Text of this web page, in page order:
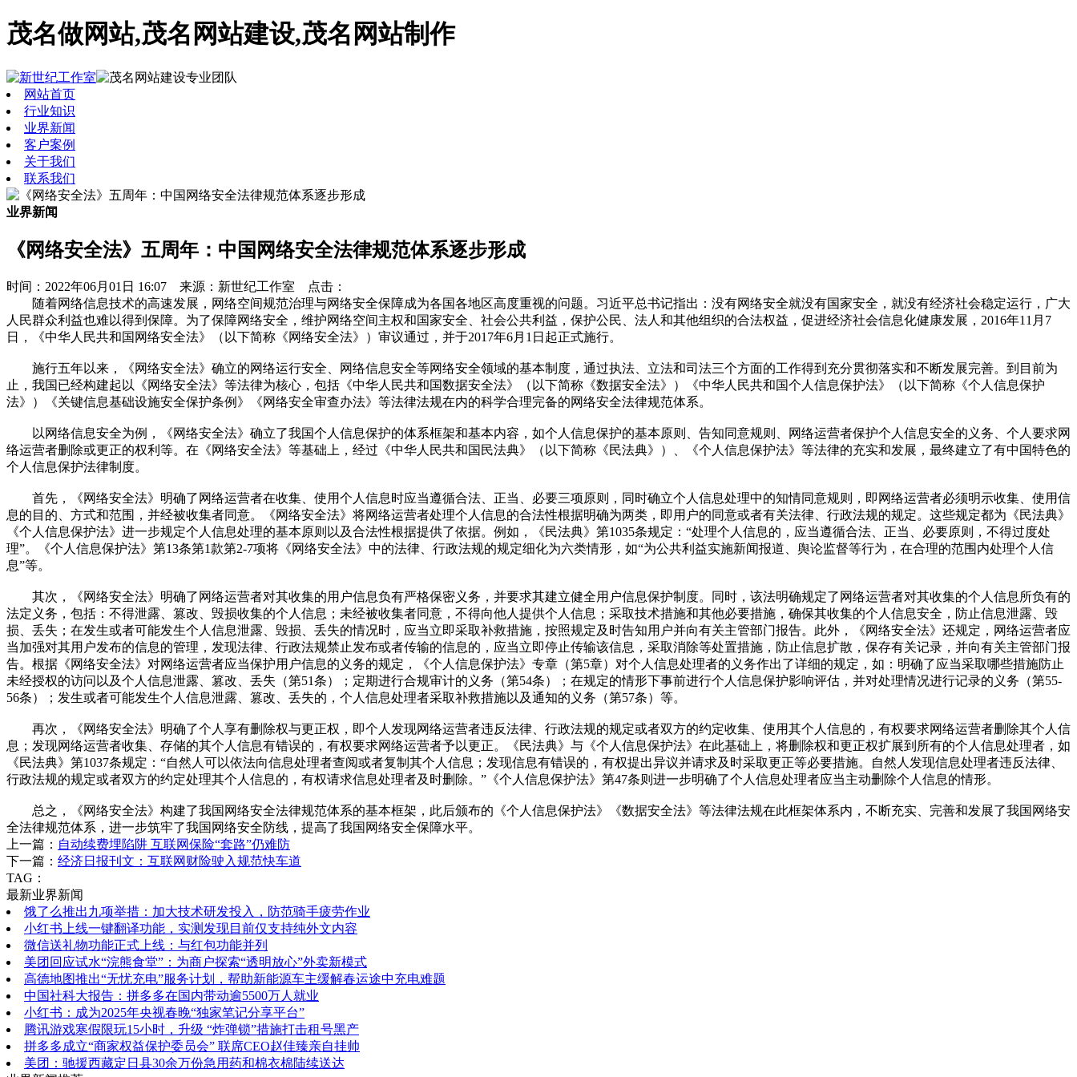
茂名做网站,茂名网站建设,茂名网站制作
网站首页
行业知识
业界新闻
客户案例
关于我们
联系我们
业界新闻
《网络安全法》五周年：中国网络安全法律规范体系逐步形成
时间：2022年06月01日 16:07 来源：新世纪工作室 点击：
随着网络信息技术的高速发展，网络空间规范治理与网络安全保障成为各国各地区高度重视的问题。习近平总书记指出：没有网络安全就没有国家安全，就没有经济社会稳定运行，广大
人民群众利益也难以得到保障。为了保障网络安全，维护网络空间主权和国家安全、社会公共利益，保护公民、法人和其他组织的合法权益，促进经济社会信息化健康发展，2016年11月7
日，《中华人民共和国网络安全法》（以下简称《网络安全法》）审议通过，并于2017年6月1日起正式施行。
施行五年以来，《网络安全法》确立的网络运行安全、网络信息安全等网络安全领域的基本制度，通过执法、立法和司法三个方面的工作得到充分贯彻落实和不断发展完善。到目前为
止，我国已经构建起以《网络安全法》等法律为核心，包括《中华人民共和国数据安全法》（以下简称《数据安全法》）《中华人民共和国个人信息保护法》（以下简称《个人信息保护
法》）《关键信息基础设施安全保护条例》《网络安全审查办法》等法律法规在内的科学合理完备的网络安全法律规范体系。
以网络信息安全为例，《网络安全法》确立了我国个人信息保护的体系框架和基本内容，如个人信息保护的基本原则、告知同意规则、网络运营者保护个人信息安全的义务、个人要求网
络运营者删除或更正的权利等。在《网络安全法》等基础上，经过《中华人民共和国民法典》（以下简称《民法典》）、《个人信息保护法》等法律的充实和发展，最终建立了有中国特色的
个人信息保护法律制度。
首先，《网络安全法》明确了网络运营者在收集、使用个人信息时应当遵循合法、正当、必要三项原则，同时确立个人信息处理中的知情同意规则，即网络运营者必须明示收集、使用信
息的目的、方式和范围，并经被收集者同意。《网络安全法》将网络运营者处理个人信息的合法性根据明确为两类，即用户的同意或者有关法律、行政法规的规定。这些规定都为《民法典》
《个人信息保护法》进一步规定个人信息处理的基本原则以及合法性根据提供了依据。例如，《民法典》第1035条规定：“处理个人信息的，应当遵循合法、正当、必要原则，不得过度处
理”。《个人信息保护法》第13条第1款第2-7项将《网络安全法》中的法律、行政法规的规定细化为六类情形，如“为公共利益实施新闻报道、舆论监督等行为，在合理的范围内处理个人信
息”等。
其次，《网络安全法》明确了网络运营者对其收集的用户信息负有严格保密义务，并要求其建立健全用户信息保护制度。同时，该法明确规定了网络运营者对其收集的个人信息所负有的
法定义务，包括：不得泄露、篡改、毁损收集的个人信息；未经被收集者同意，不得向他人提供个人信息；采取技术措施和其他必要措施，确保其收集的个人信息安全，防止信息泄露、毁
损、丢失；在发生或者可能发生个人信息泄露、毁损、丢失的情况时，应当立即采取补救措施，按照规定及时告知用户并向有关主管部门报告。此外，《网络安全法》还规定，网络运营者应
当加强对其用户发布的信息的管理，发现法律、行政法规禁止发布或者传输的信息的，应当立即停止传输该信息，采取消除等处置措施，防止信息扩散，保存有关记录，并向有关主管部门报
告。根据《网络安全法》对网络运营者应当保护用户信息的义务的规定，《个人信息保护法》专章（第5章）对个人信息处理者的义务作出了详细的规定，如：明确了应当采取哪些措施防止
未经授权的访问以及个人信息泄露、篡改、丢失（第51条）；定期进行合规审计的义务（第54条）；在规定的情形下事前进行个人信息保护影响评估，并对处理情况进行记录的义务（第55-
56条）；发生或者可能发生个人信息泄露、篡改、丢失的，个人信息处理者采取补救措施以及通知的义务（第57条）等。
再次，《网络安全法》明确了个人享有删除权与更正权，即个人发现网络运营者违反法律、行政法规的规定或者双方的约定收集、使用其个人信息的，有权要求网络运营者删除其个人信
息；发现网络运营者收集、存储的其个人信息有错误的，有权要求网络运营者予以更正。《民法典》与《个人信息保护法》在此基础上，将删除权和更正权扩展到所有的个人信息处理者，如
《民法典》第1037条规定：“自然人可以依法向信息处理者查阅或者复制其个人信息；发现信息有错误的，有权提出异议并请求及时采取更正等必要措施。自然人发现信息处理者违反法律、
行政法规的规定或者双方的约定处理其个人信息的，有权请求信息处理者及时删除。”《个人信息保护法》第47条则进一步明确了个人信息处理者应当主动删除个人信息的情形。
总之，《网络安全法》构建了我国网络安全法律规范体系的基本框架，此后颁布的《个人信息保护法》《数据安全法》等法律法规在此框架体系内，不断充实、完善和发展了我国网络安
全法律规范体系，进一步筑牢了我国网络安全防线，提高了我国网络安全保障水平。
上一篇： 自动续费埋陷阱 互联网保险“套路”仍难防
下一篇： 经济日报刊文：互联网财险驶入规范快车道
TAG：
最新业界新闻
饿了么推出九项举措：加大技术研发投入，防范骑手疲劳作业
小红书上线一键翻译功能，实测发现目前仅支持纯外文内容
微信送礼物功能正式上线：与红包功能并列
美团回应试水“浣熊食堂”：为商户探索“透明放心”外卖新模式
高德地图推出“无忧充电”服务计划，帮助新能源车主缓解春运途中充电难题
中国社科大报告：拼多多在国内带动逾5500万人就业
小红书：成为2025年央视春晚“独家笔记分享平台”
腾讯游戏寒假限玩15小时，升级 “炸弹锁”措施打击租号黑产
拼多多成立“商家权益保护委员会” 联席CEO赵佳臻亲自挂帅
美团：驰援西藏定日县30余万份急用药和棉衣棉陆续送达